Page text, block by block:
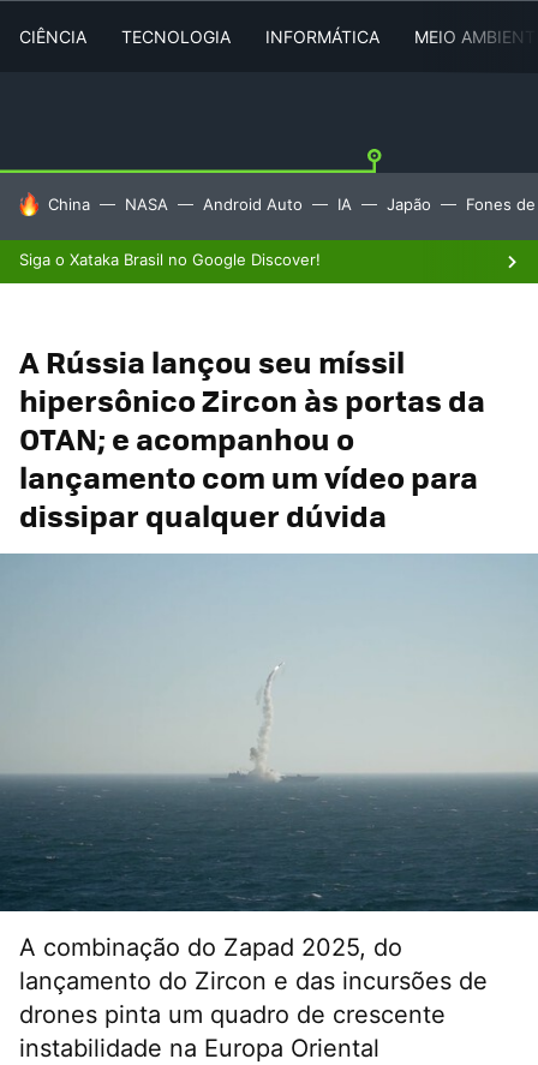
CIÊNCIA TECNOLOGIA INFORMÁTICA MEIO
TENDÊNCIAS DO DIA
China NASA Android Auto IA Japão Fones
Siga o Xataka Brasil no Google Discover!
A Rússia lançou seu míssil
hipersônico Zircon às portas da
OTAN; e acompanhou o
lançamento com um vídeo para
dissipar qualquer dúvida
A combinação do Zapad 2025, do
lançamento do Zircon e das incursões de
drones pinta um quadro de crescente
instabilidade na Europa Oriental